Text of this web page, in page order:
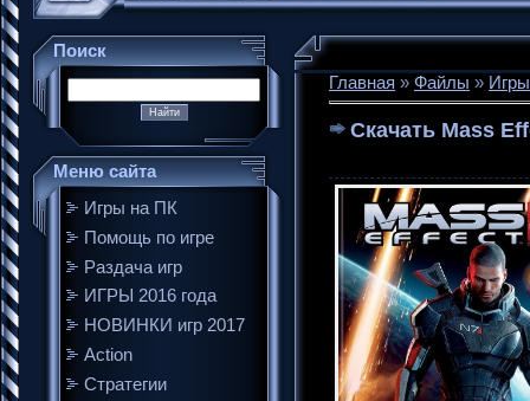
Поиск
Меню сайта
Игры на ПК
Помощь по игре
Раздача игр
ИГРЫ 2016 года
НОВИНКИ игр 2017
Action
Стратегии
Главная » Файлы »
Скачать Mass